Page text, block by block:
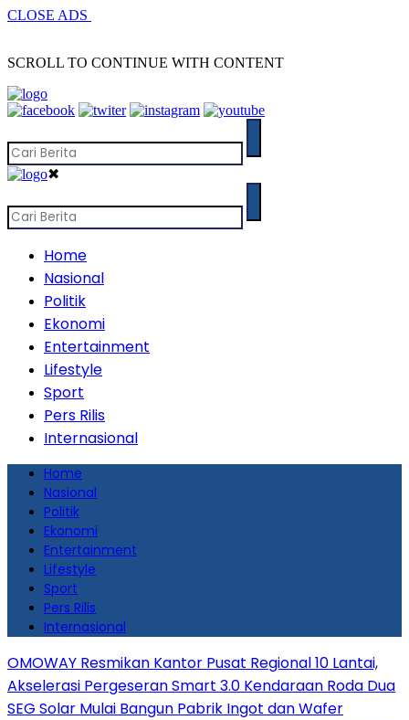
CLOSE ADS
SCROLL TO CONTINUE WITH CONTENT
✖
Home
Nasional
Politik
Ekonomi
Entertainment
Lifestyle
Sport
Pers Rilis
Internasional
Home
Nasional
Politik
Ekonomi
Entertainment
Lifestyle
Sport
Pers Rilis
Internasional
OMOWAY Resmikan Kantor Pusat Regional 10 Lantai,
Akselerasi Pergeseran Smart 3.0 Kendaraan Roda Dua
SEG Solar Mulai Bangun Pabrik Ingot dan Wafer